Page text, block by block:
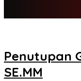
Penutupan
SE.MM